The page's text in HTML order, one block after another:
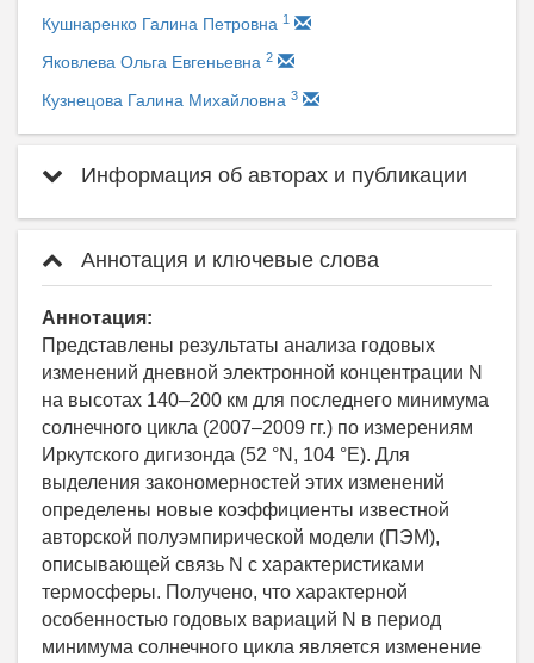
Кушнаренко Галина Петровна 1
Яковлева Ольга Евгеньевна 2
Кузнецова Галина Михайловна 3
Информация об авторах и публикации
Аннотация и ключевые слова
Аннотация:
Представлены результаты анализа годовых
изменений дневной электронной концентрации N
на высотах 140–200 км для последнего минимума
солнечного цикла (2007–2009 гг.) по измерениям
Иркутского дигизонда (52 °N, 104 °E). Для
выделения закономерностей этих изменений
определены новые коэффициенты известной
авторской полуэмпирической модели (ПЭМ),
описывающей связь N c характеристиками
термосферы. Получено, что характерной
особенностью годовых вариаций N в период
минимума солнечного цикла является изменение